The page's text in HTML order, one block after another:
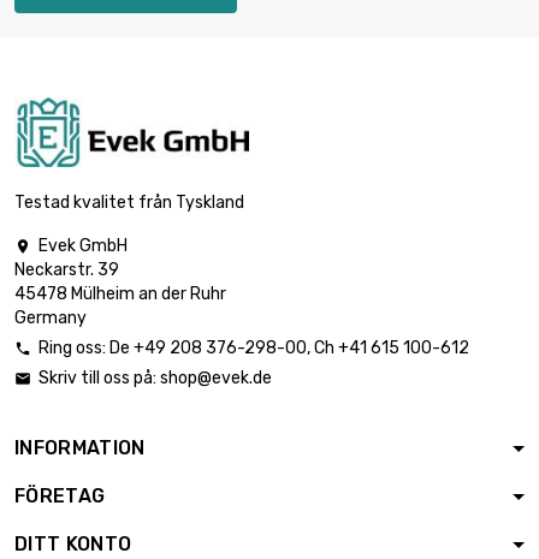
délka : 500mm
3.175mm
délka : 400mm
šířka : 400mm
Tloušťka / síla :
šířka : 300mm
7.92mm
šířka : 200mm
12.7mm
Testad kvalitet från Tyskland

Evek GmbH
Neckarstr. 39
45478 Mülheim an der Ruhr
Germany
 Ring oss: De +49 208 376-298-00, Ch +41 615 100-612
 Skriv till oss på: shop@evek.de
INFORMATION
FÖRETAG
DITT KONTO